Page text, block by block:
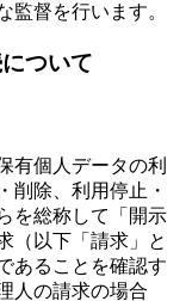
監督を行います。
ついて
有個人データの利
削除、利用停止・
を総称して「開示
（以下「請求」と
あることを確認す
人の請求の場合